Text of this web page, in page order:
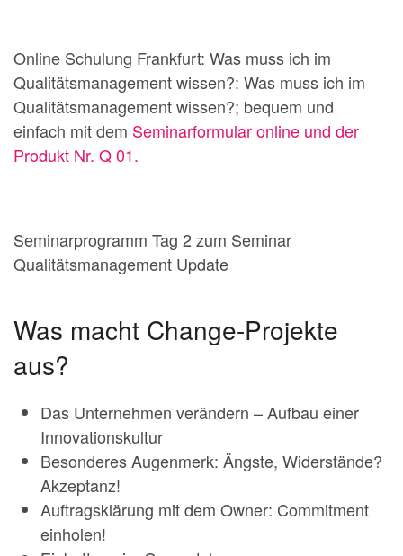
Online Schulung Frankfurt: Was muss ich im
Qualitätsmanagement wissen?: Was muss ich im
Qualitätsmanagement wissen?; bequem und
einfach mit dem Seminarformular online und der
Produkt Nr. Q 01.
Seminarprogramm Tag 2 zum Seminar
Qualitätsmanagement Update
Was macht Change-Projekte
aus?
Das Unternehmen verändern – Aufbau einer
Innovationskultur
Besonderes Augenmerk: Ängste, Widerstände?
Akzeptanz!
Auftragsklärung mit dem Owner: Commitment
einholen!